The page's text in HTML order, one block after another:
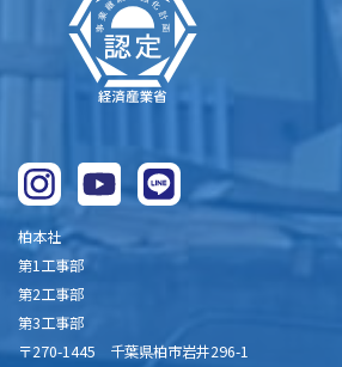
柏本社
第1工事部
第2工事部
第3工事部
〒270-1445 千葉県柏市岩井296-1